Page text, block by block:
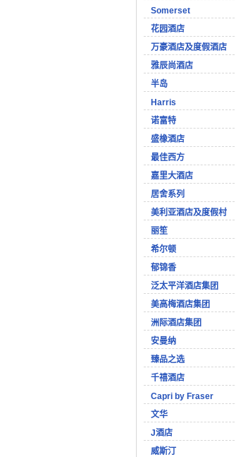
Somerset
花园酒店
万豪酒店及度假酒店
雅辰尚酒店
半岛
Harris
诺富特
盛橡酒店
最佳西方
嘉里大酒店
居舍系列
美利亚酒店及度假村
丽笙
希尔顿
郁锦香
泛太平洋酒店集团
美高梅酒店集团
洲际酒店集团
安曼纳
臻品之选
千禧酒店
Capri by Fraser
文华
J酒店
威斯汀